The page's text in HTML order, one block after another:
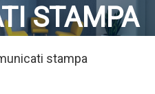
STAMPA
stampa